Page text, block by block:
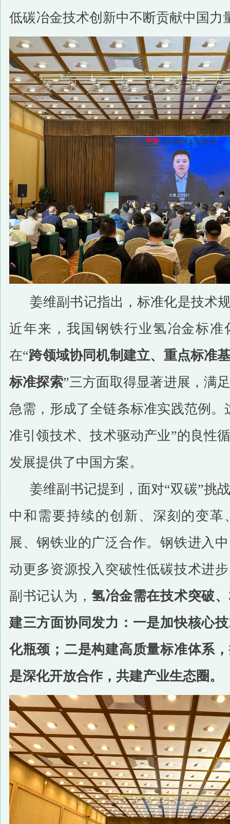
低碳冶金技术创新中不断贡献中国力
姜维副书记指出，标准化是技术
近年来，我国钢铁行业氢冶金标准
在“跨领域协同机制建立、重点标准
标准探索”三方面取得显著进展，满
急需，形成了全链条标准实践范例。
准引领技术、技术驱动产业”的良性
发展提供了中国方案。
姜维副书记提到，面对“双碳”挑
中和需要持续的创新、深刻的变革
展、钢铁业的广泛合作。钢铁进入
动更多资源投入突破性低碳技术进
副书记认为，氢冶金需在技术突破
建三方面协同发力：一是加快核心
化瓶颈；二是构建高质量标准体系
是深化开放合作，共建产业生态圈。